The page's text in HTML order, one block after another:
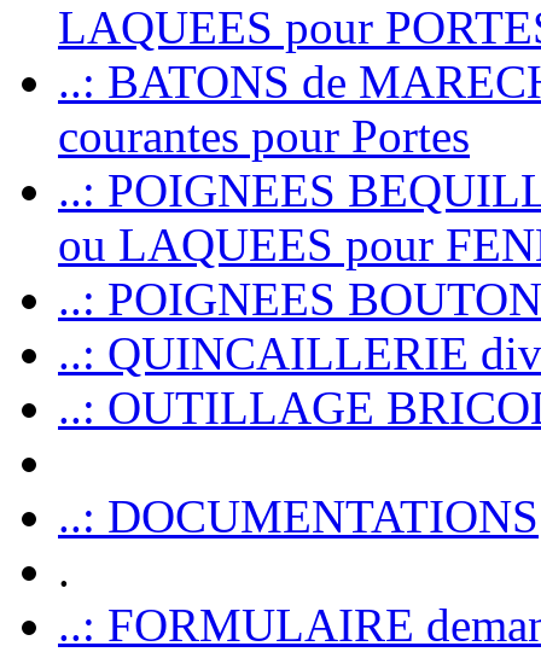
LAQUEES pour
..: BATONS de
courantes pour Portes
..: POIGNEES
ou LAQUEES pour
..: POIGNEES
..: QUINCAILLERIE
..: OUTILLAGE
..: DOCUMENTATIONS
.
..: FORMULAIRE